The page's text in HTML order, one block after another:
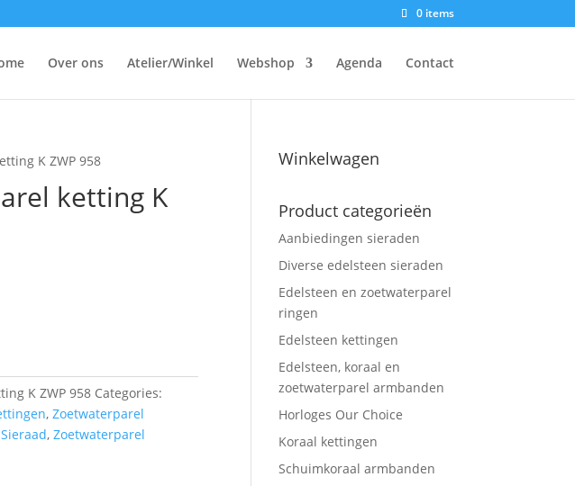
0 items
Over ons Atelier/Winkel Webshop Agenda Contact
K ZWP 958
ketting K
K ZWP 958 Categories:
,Zoetwaterparel
Sieraad,Zoetwaterparel
Winkelwagen
Product categorieën
Aanbiedingen sieraden
Diverse edelsteen sieraden
Edelsteen en zoetwaterparel
ringen
Edelsteen kettingen
Edelsteen, koraal en
zoetwaterparel armbanden
Horloges Our Choice
Koraal kettingen
Schuimkoraal armbanden